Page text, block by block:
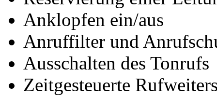
Anklopfen ein/aus
Anruffilter und
Ausschalten des Tonrufs
Zeitgesteuerte